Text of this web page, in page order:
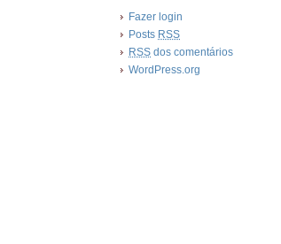
Fazer login
Posts RSS
RSS dos comentários
WordPress.org